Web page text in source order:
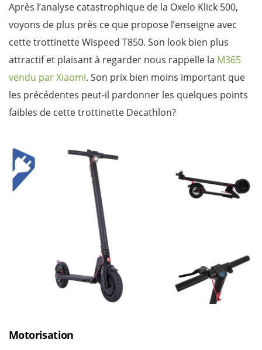
Après l’analyse catastrophique de la Oxelo Klick 500,
voyons de plus près ce que propose l’enseigne avec
cette trottinette Wispeed T850. Son look bien plus
attractif et plaisant à regarder nous rappelle la M365
vendu par Xiaomi. Son prix bien moins important que
les précédentes peut-il pardonner les quelques points
faibles de cette trottinette Decathlon?
Motorisation